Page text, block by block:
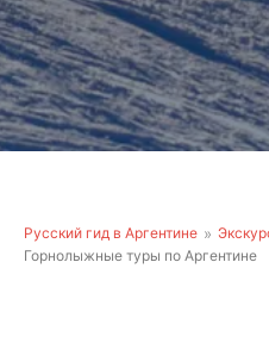
Русский гид в Аргентине
Горнолыжные туры по Аргентине